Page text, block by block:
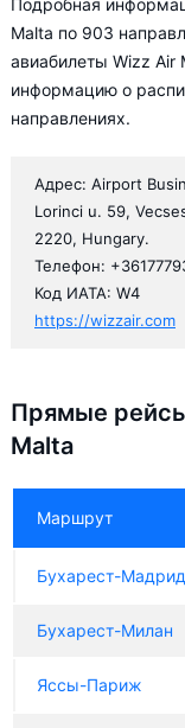
Подробная
Malta по 903
авиабилеты Wizz Air
информацию о
направлениях.
Адрес: Airport
Lorinci u. 59,
2220, Hungary.
Телефон:
Код ИАТА: W4
https://wizzair.com
Прямые
Malta
Маршрут
Бухарест-Мадрид
Бухарест-Милан
Яссы-Париж